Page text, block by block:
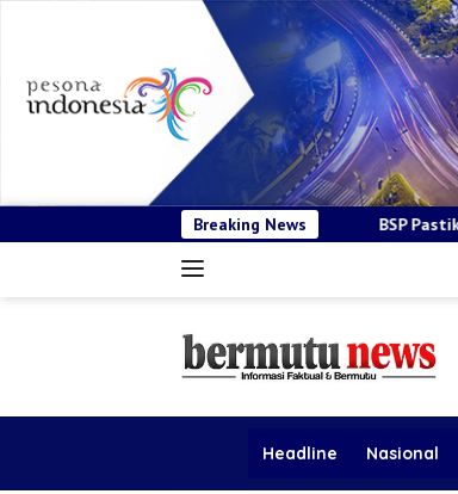
Breaking News
BSP Pastikan Tender Kendaraan
Headline Nasional